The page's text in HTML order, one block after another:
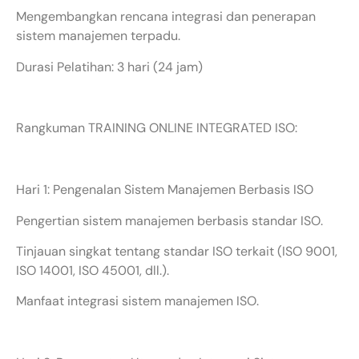
Mengembangkan rencana integrasi dan penerapan
sistem manajemen terpadu.
Durasi Pelatihan: 3 hari (24 jam)
Rangkuman TRAINING ONLINE INTEGRATED ISO:
Hari 1: Pengenalan Sistem Manajemen Berbasis ISO
Pengertian sistem manajemen berbasis standar ISO.
Tinjauan singkat tentang standar ISO terkait (ISO 9001,
ISO 14001, ISO 45001, dll.).
Manfaat integrasi sistem manajemen ISO.